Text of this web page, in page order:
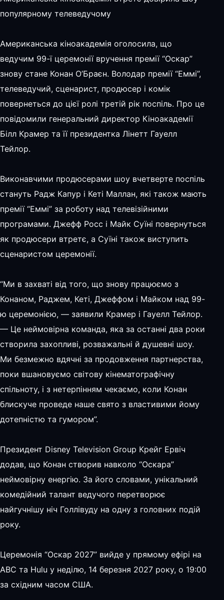
популярному телеведучому
Американська кіноакадемія оголосила, що
ведучим 99-ї церемонії вручення премії “Оскар”
знову стане Конан О’Браєн. Володар премії “Еммі”,
телеведучий, сценарист, продюсер і комік
повернеться до цієї ролі третій рік поспіль. Про це
повідомили генеральний директор Кіноакадемії
Білл Крамер та її президентка Лінетт Гауелл
Тейлор.
Виконавчими продюсерами шоу вчетверте поспіль
стануть Радж Капур і Кеті Маллан, які також мають
премії “Еммі” за роботу над телевізійними
програмами. Джефф Росс і Майк Суїні повернуться
як продюсери втретє, а Суїні також виступить
сценаристом церемонії.
“Ми в захваті від того, що знову працюємо з
Конаном, Раджем, Кеті, Джеффом і Майком над 99-
ю церемонією, — заявили Крамер і Гауелл Тейлор.
— Це неймовірна команда, яка за останні два роки
створила захопливі, розважальні й душевні шоу.
Ми безмежно вдячні за продовження партнерства,
поки вшановуємо світову кінематографічну
спільноту, і з нетерпінням чекаємо, коли Конан
блискуче проведе наше свято з властивими йому
дотепністю та гумором”.
Президент Disney Television Group Крейг Ервіч
додав, що Конан створив навколо “Оскара”
неймовірну енергію. За його словами, унікальний
комедійний талант ведучого перетворює
найгучнішу ніч Голлівуду на одну з головних подій
року.
Церемонія “Оскар 2027” вийде у прямому ефірі на
ABC та Hulu у неділю, 14 березня 2027 року, о 19:00
за східним часом США.